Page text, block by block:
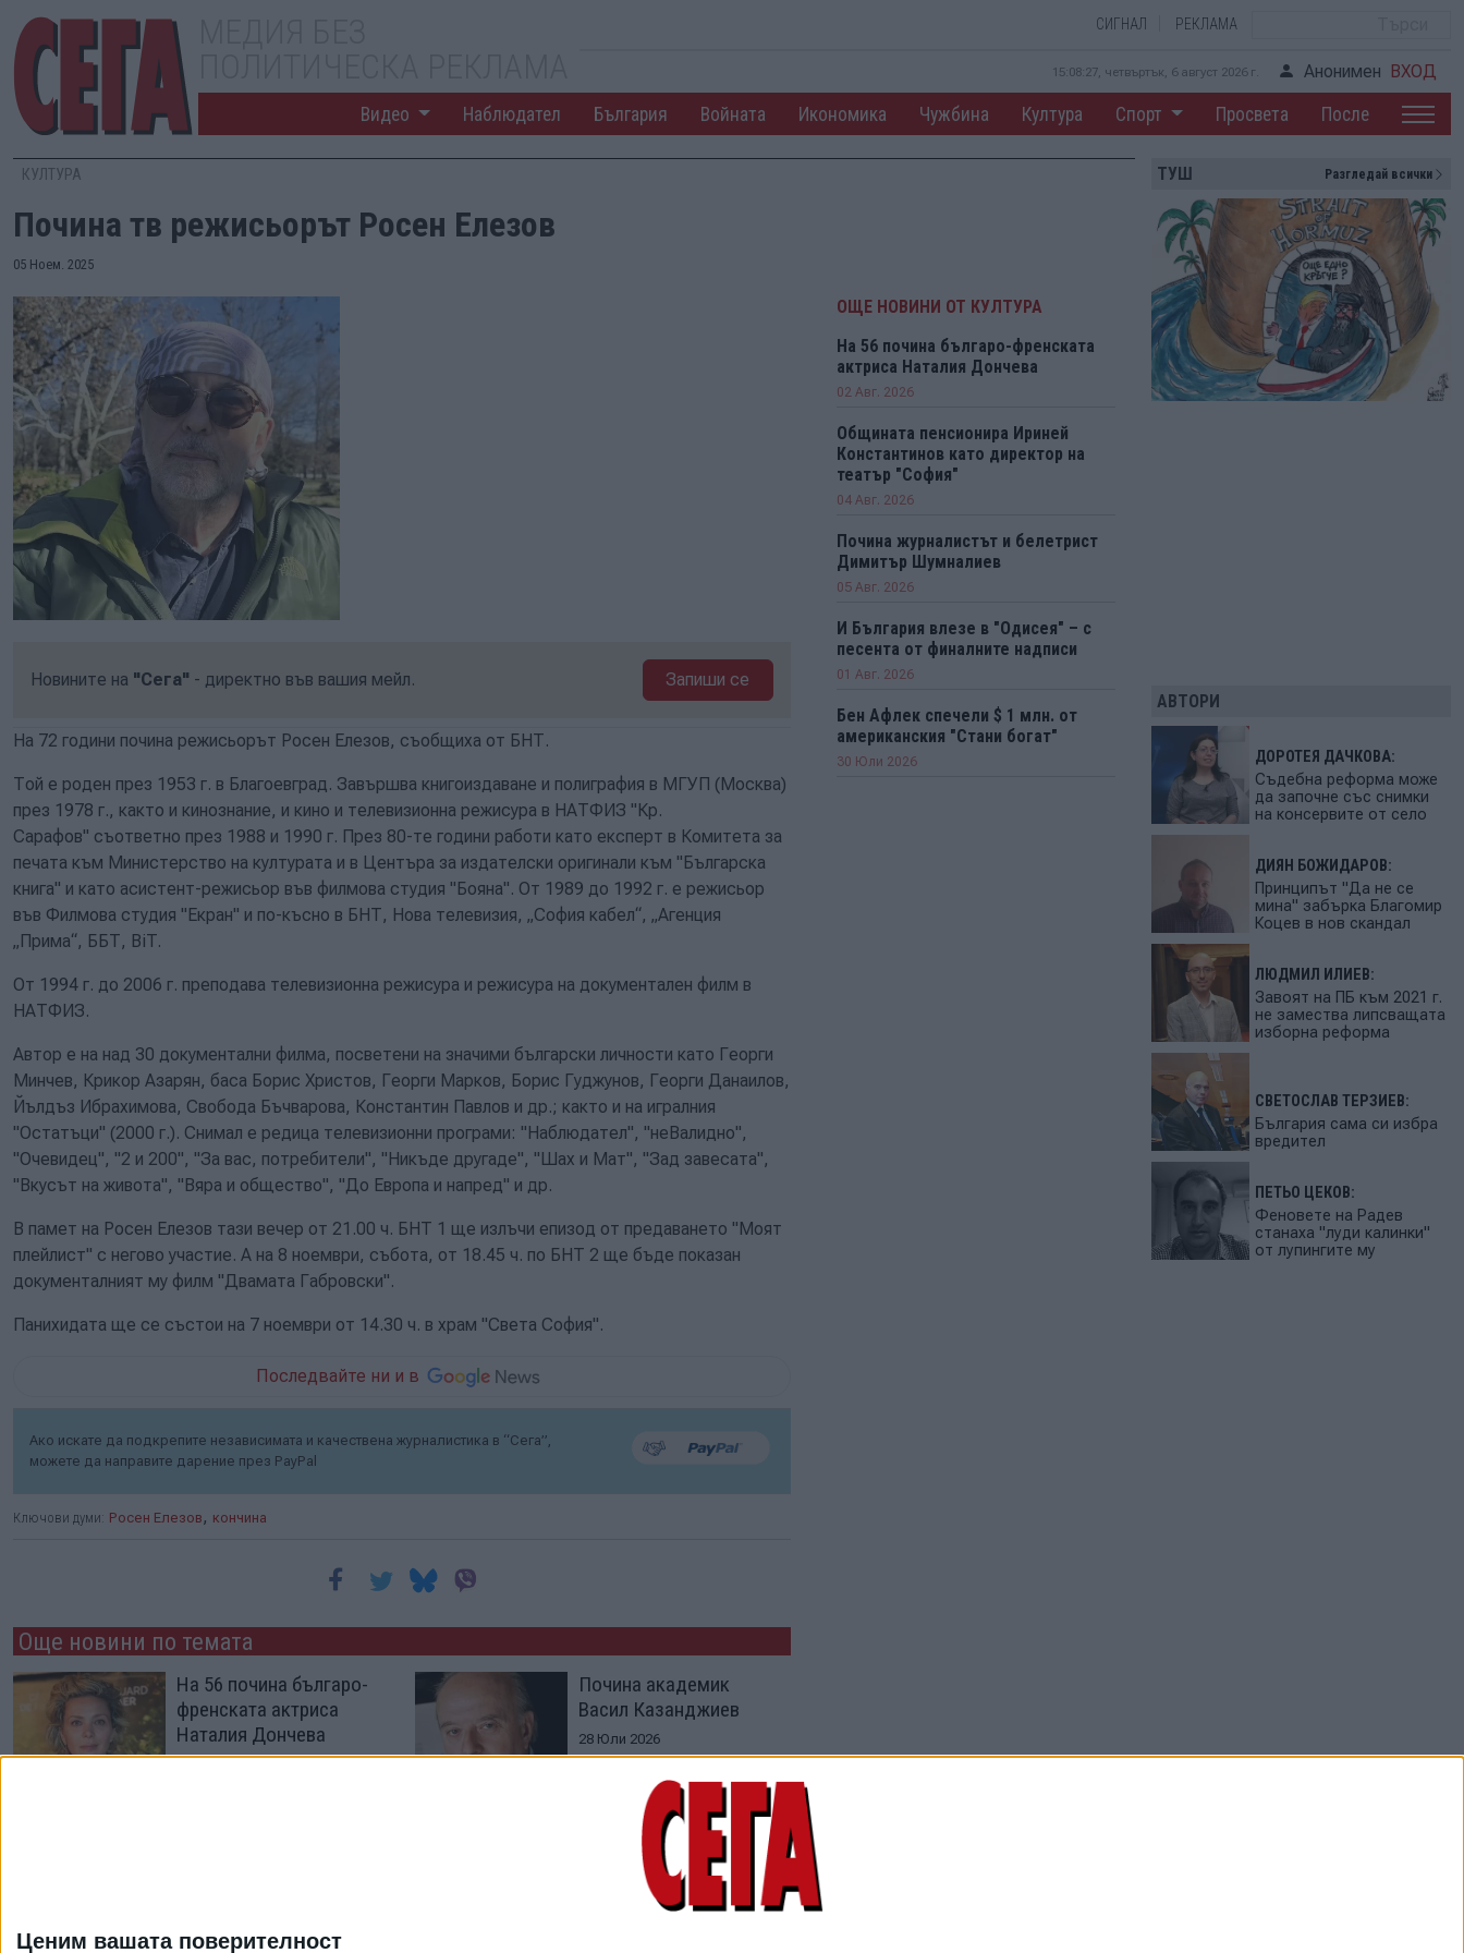
Ценим вашата поверителност
СИГНАЛ РЕКЛАМА
15:08:27, четвъртък, 6 август 2026 г. Анонимен ВХОД
Видео Наблюдател България Войната Икономика Чужбина Култура Спорт Просвета После
КУЛТУРА
Почина тв режисьорът Росен Елезов
05 Ноем. 2025
Новините на "Сега" - директно във вашия мейл. Запиши се
На 72 години почина режисьорът Росен Елезов, съобщиха от БНТ.
Той е роден през 1953 г. в Благоевград. Завършва книгоиздаване и полиграфия в МГУП (Москва)
през 1978 г., както и кинознание, и кино и телевизионна режисура в НАТФИЗ "Кр.
Сарафов" съответно през 1988 и 1990 г. През 80-те години работи като експерт в Комитета за
печата към Министерство на културата и в Центъра за издателски оригинали към "Българска
книга" и като асистент-режисьор във филмова студия "Бояна". От 1989 до 1992 г. е режисьор
във Филмова студия "Екран" и по-късно в БНТ, Нова телевизия, „София кабел“, „Агенция
„Прима“, ББТ, BiT.
От 1994 г. до 2006 г. преподава телевизионна режисура и режисура на документален филм в
НАТФИЗ.
Автор е на над 30 документални филма, посветени на значими български личности като Георги
Минчев, Крикор Азарян, баса Борис Христов, Георги Марков, Борис Гуджунов, Георги Данаилов,
Йълдъз Ибрахимова, Свобода Бъчварова, Константин Павлов и др.; както и на игралния
"Остатъци" (2000 г.). Снимал е редица телевизионни програми: "Наблюдател", "неВалидно",
"Очевидец", "2 и 200", "За вас, потребители", "Никъде другаде", "Шах и Мат", "Зад завесата",
"Вкусът на живота", "Вяра и общество", "До Европа и напред" и др.
В памет на Росен Елезов тази вечер от 21.00 ч. БНТ 1 ще излъчи епизод от предаването "Моят
плейлист" с негово участие. А на 8 ноември, събота, от 18.45 ч. по БНТ 2 ще бъде показан
документалният му филм "Двамата Габровски".
Панихидата ще се състои на 7 ноември от 14.30 ч. в храм "Света София".
Последвайте ни и в
Ако искате да подкрепите независимата и качествена журналистика в “Сега”,
можете да направите дарение през PayPal
Ключови думи: Росен Елезов , кончина
Още новини по темата
На 56 почина българо-
френската актриса
Наталия Дончева
Почина академик
Васил Казанджиев
28 Юли 2026
Отиде си и певицата
Бони Тайлър
ОЩЕ НОВИНИ ОТ КУЛТУРА
На 56 почина българо-френската
актриса Наталия Дончева
02 Авг. 2026
Общината пенсионира Ириней
Константинов като директор на
театър "София"
04 Авг. 2026
Почина журналистът и белетрист
Димитър Шумналиев
05 Авг. 2026
И България влезе в "Одисея" – с
песента от финалните надписи
01 Авг. 2026
Бен Афлек спечели $ 1 млн. от
американския "Стани богат"
30 Юли 2026
ТУШ Разгледай всички
АВТОРИ
ДОРОТЕЯ ДАЧКОВА:
Съдебна реформа може
да започне със снимки
на консервите от село
ДИЯН БОЖИДАРОВ:
Принципът "Да не се
мина" забърка Благомир
Коцев в нов скандал
ЛЮДМИЛ ИЛИЕВ:
Завоят на ПБ към 2021 г.
не замества липсващата
изборна реформа
СВЕТОСЛАВ ТЕРЗИЕВ:
България сама си избра
вредител
ПЕТЬО ЦЕКОВ:
Феновете на Радев
станаха "луди калинки"
от лупингите му